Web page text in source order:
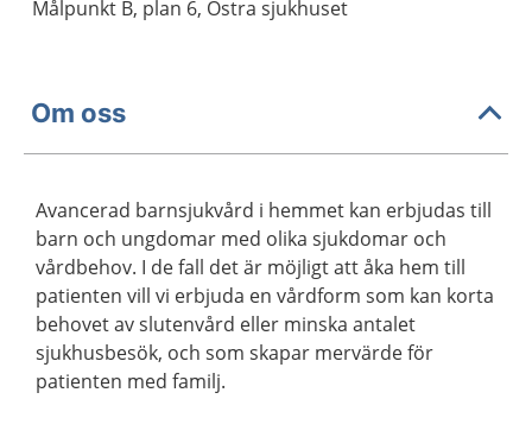
Målpunkt B, plan 6, Östra sjukhuset
Om oss
Avancerad barnsjukvård i hemmet kan erbjudas till
barn och ungdomar med olika sjukdomar och
vårdbehov. I de fall det är möjligt att åka hem till
patienten vill vi erbjuda en vårdform som kan korta
behovet av slutenvård eller minska antalet
sjukhusbesök, och som skapar mervärde för
patienten med familj.